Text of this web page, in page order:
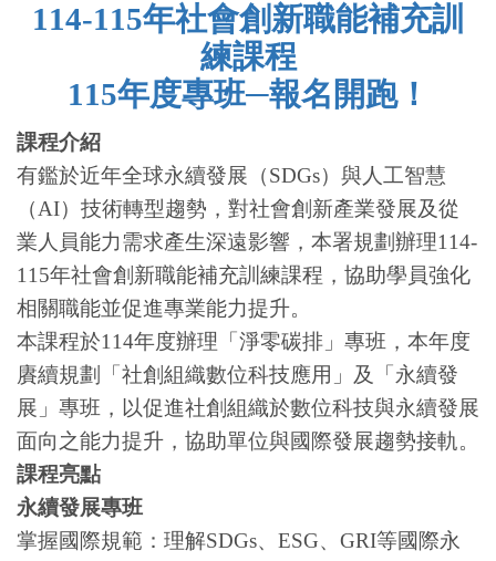
114-115年社會創新職能補充訓
練課程
115年度專班─報名開跑！
課程介紹
有鑑於近年全球永續發展（SDGs）與人工智慧
（AI）技術轉型趨勢，對社會創新產業發展及從
業人員能力需求產生深遠影響，本署規劃辦理114-
115年社會創新職能補充訓練課程，協助學員強化
相關職能並促進專業能力提升。
本課程於114年度辦理「淨零碳排」專班，本年度
賡續規劃「社創組織數位科技應用」及「永續發
展」專班，以促進社創組織於數位科技與永續發展
面向之能力提升，協助單位與國際發展趨勢接軌。
課程亮點
永續發展專班
掌握國際規範：理解SDGs、ESG、GRI等國際永